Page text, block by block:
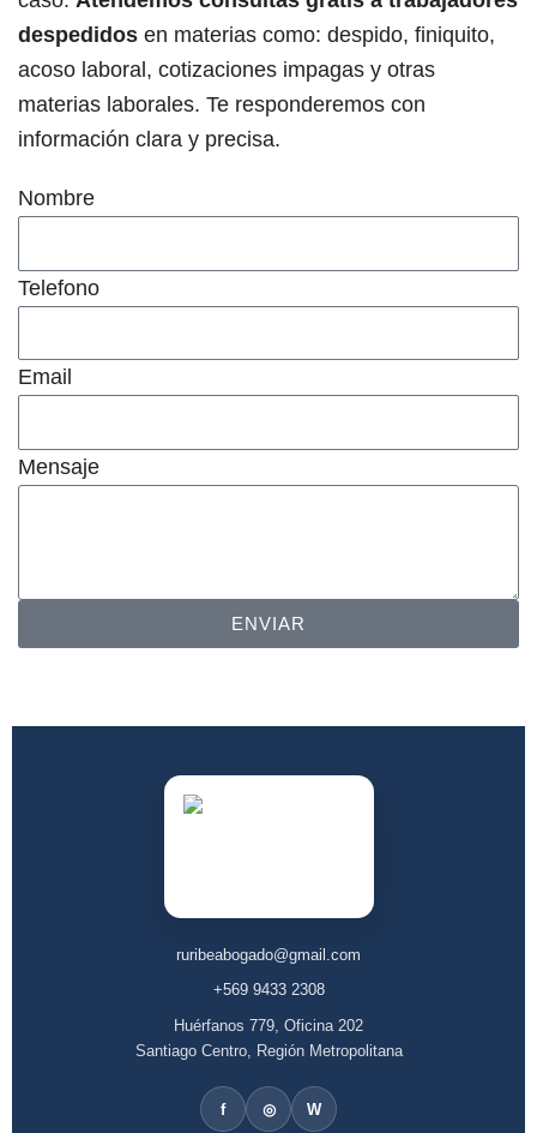
despedidos en materias como: despido, finiquito,
acoso laboral, cotizaciones impagas y otras
materias laborales. Te responderemos con
información clara y precisa.
Nombre
Telefono
Email
Mensaje
ENVIAR
ruribeabogado@gmail.com
+569 9433 2308
Huérfanos 779, Oficina 202
Santiago Centro, Región Metropolitana
f ◎ W